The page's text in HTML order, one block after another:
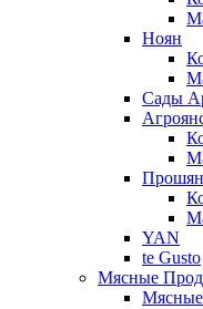
Ноян
Сады
YAN
te Gusto
Мясные
Мясные